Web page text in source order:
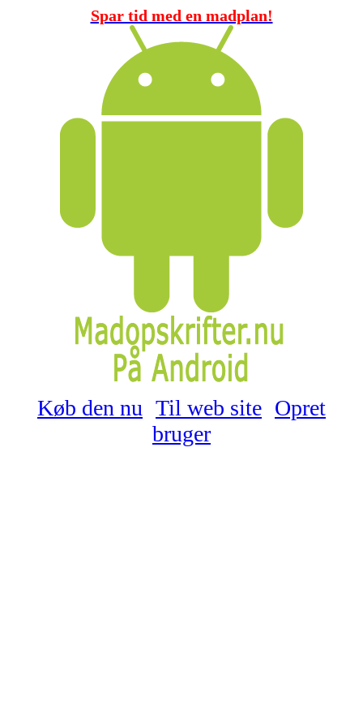
Spar tid med en madplan!
Køb den nu Til web site Opret
bruger